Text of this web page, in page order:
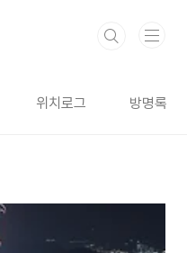
위치로그 방명록